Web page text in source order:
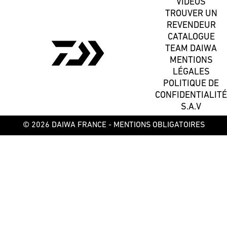
VIDÉOS
TROUVER UN
REVENDEUR
CATALOGUE
TEAM DAIWA
MENTIONS
LÉGALES
POLITIQUE DE
CONFIDENTIALITÉ
S.A.V
© 2026 DAIWA FRANCE - MENTIONS OBLIGATOIRES